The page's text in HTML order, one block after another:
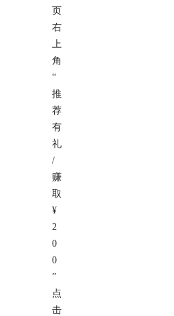
页
右
上
角
“
推
荐
有
礼
/
赚
取
¥
2
0
0
”
点
击